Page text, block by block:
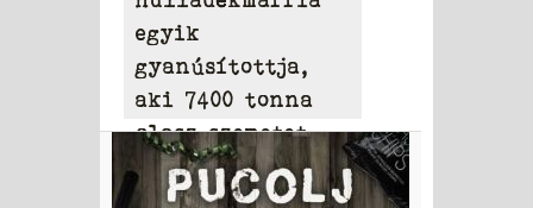
egyik
gyanúsítottja,
aki 7400 tonna
olasz szemetet
hordott Tamásiba